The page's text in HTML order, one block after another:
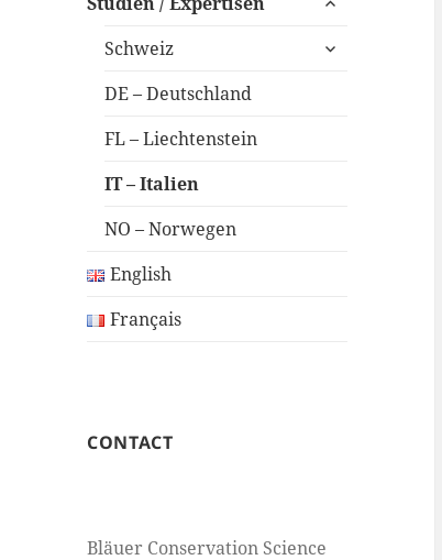
Schweiz
untermenü
DE – Deutschland
FL – Liechtenstein
IT – Italien
NO – Norwegen
English
Français
CONTACT
Bläuer Conservation Science